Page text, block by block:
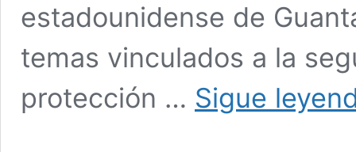
estadounidense de
temas vinculados a la
protección … Sigue